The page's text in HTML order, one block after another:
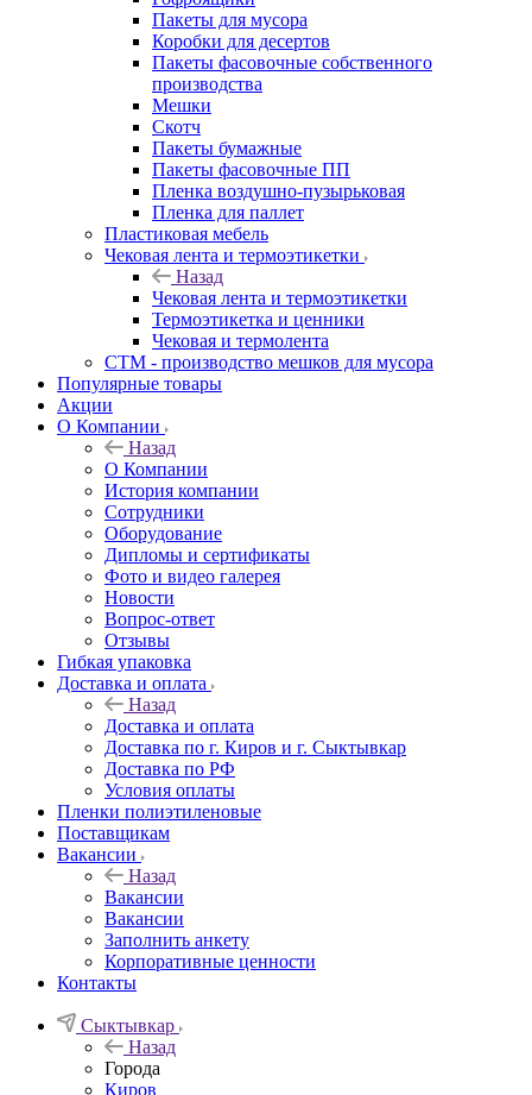
Пакеты для мусора
Коробки для десертов
Пакеты фасовочные собственного
производства
Мешки
Скотч
Пакеты бумажные
Пакеты фасовочные ПП
Пленка воздушно-пузырьковая
Пленка для паллет
Пластиковая мебель
Чековая лента и термоэтикетки
Назад
Чековая лента и термоэтикетки
Термоэтикетка и ценники
Чековая и термолента
СТМ - производство мешков для мусора
Популярные товары
Акции
О Компании
Назад
О Компании
История компании
Сотрудники
Оборудование
Дипломы и сертификаты
Фото и видео галерея
Новости
Вопрос-ответ
Отзывы
Гибкая упаковка
Доставка и оплата
Назад
Доставка и оплата
Доставка по г. Киров и г. Сыктывкар
Доставка по РФ
Условия оплаты
Пленки полиэтиленовые
Поставщикам
Вакансии
Назад
Вакансии
Вакансии
Заполнить анкету
Корпоративные ценности
Контакты
Сыктывкар
Назад
Города
Киров